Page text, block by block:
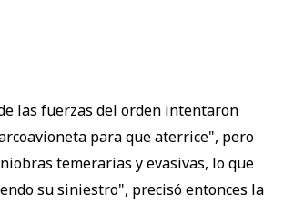
las fuerzas del orden intentaron
para que aterrice", pero
temerarias y evasivas, lo que
su siniestro", precisó entonces la